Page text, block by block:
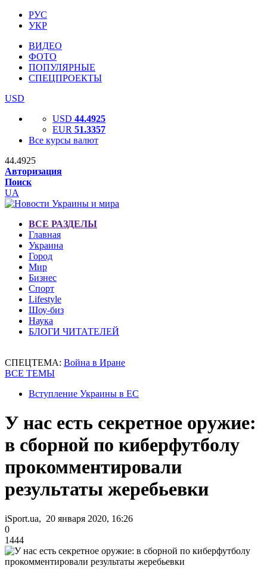
РУС
УКР
ВИДЕО
ФОТО
ПОПУЛЯРНЫЕ
СПЕЦПРОЕКТЫ
USD
USD 44.4925
EUR 51.3357
Все курсы валют
44.4925
Авторизация
Поиск
UA
ВСЕ РАЗДЕЛЫ
Главная
Украина
Город
Мир
Бизнес
Спорт
Lifestyle
Шоу-биз
Наука
БЛОГИ ЧИТАТЕЛЕЙ
СПЕЦТЕМА: Война в Иране
ВСЕ ТЕМЫ
Вступление Украины в ЕС
У нас есть секретное оружие:
в сборной по киберфутболу
прокомментировали
результаты жеребьевки
iSport.ua, 20 января 2020, 16:26
0
1444